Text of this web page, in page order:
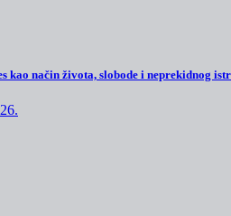
kao način života, slobode i neprekidnog